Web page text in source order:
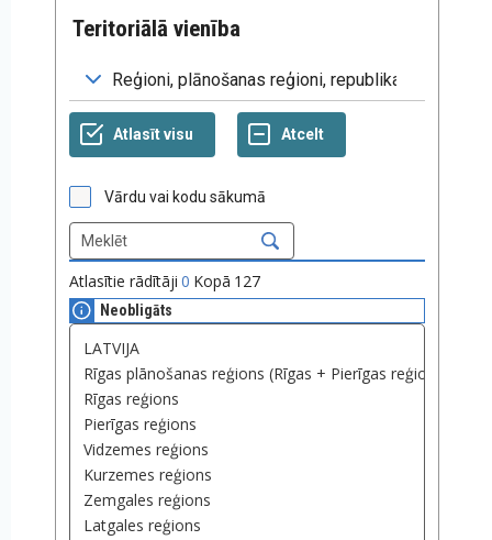
Teritoriālā vienība
Vārdu vai kodu sākumā
Atlasītie rādītāji 0 Kopā 127
Neobligāts